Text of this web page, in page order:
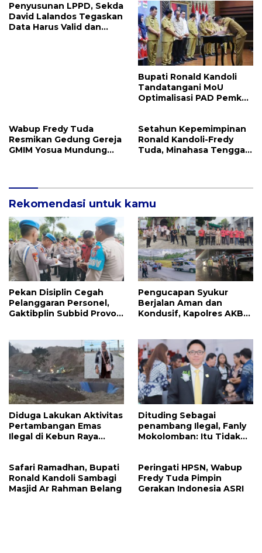
Penyusunan LPPD, Sekda
David Lalandos Tegaskan
Data Harus Valid dan
Bupati Ronald Kandoli
Tandatangani MoU
Optimalisasi PAD Pemkab
Wabup Fredy Tuda
Resmikan Gedung Gereja
GMIM Yosua Mundung
Setahun Kepemimpinan
Ronald Kandoli-Fredy
Tuda, Minahasa Tenggara
Rekomendasi untuk kamu
Pekan Disiplin Cegah
Pelanggaran Personel,
Gaktibplin Subbid Provos
Pengucapan Syukur
Berjalan Aman dan
Kondusif, Kapolres AKBP
Mitra
Diduga Lakukan Aktivitas
Pertambangan Emas
Ilegal di Kebun Raya
Sondakh
Dituding Sebagai
penambang Ilegal, Fanly
Mokolomban: Itu Tidak
Safari Ramadhan, Bupati
Ronald Kandoli Sambagi
Masjid Ar Rahman Belang
Peringati HPSN, Wabup
Fredy Tuda Pimpin
Gerakan Indonesia ASRI